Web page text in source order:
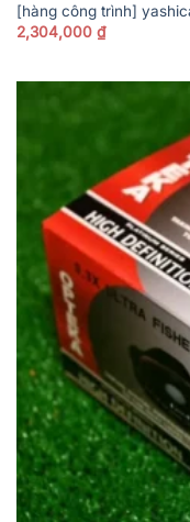
[hàng công trình]
2,304,000 ₫